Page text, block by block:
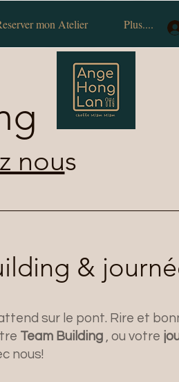
mon Atelier Plus....
nous
&
sur le pont. Rire et
Team Building , ou votre
nous!